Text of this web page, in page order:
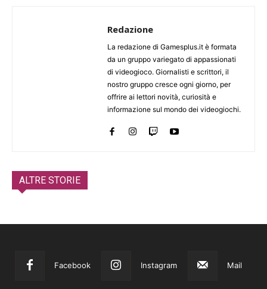
Redazione
La redazione di Gamesplus.it è formata
da un gruppo variegato di appassionati
di videogioco. Giornalisti e scrittori, il
nostro gruppo cresce ogni giorno, per
offrire ai lettori novità, curiosità e
informazione sul mondo dei videogiochi.
ALTRE STORIE
Facebook Instagram Mail